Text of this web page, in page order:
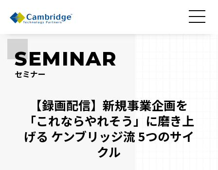
SEMINAR
セミナー
【録画配信】新規事業企画を
「これならやれそう」に磨き上
げる ケンブリッジ流 5つのサイ
クル